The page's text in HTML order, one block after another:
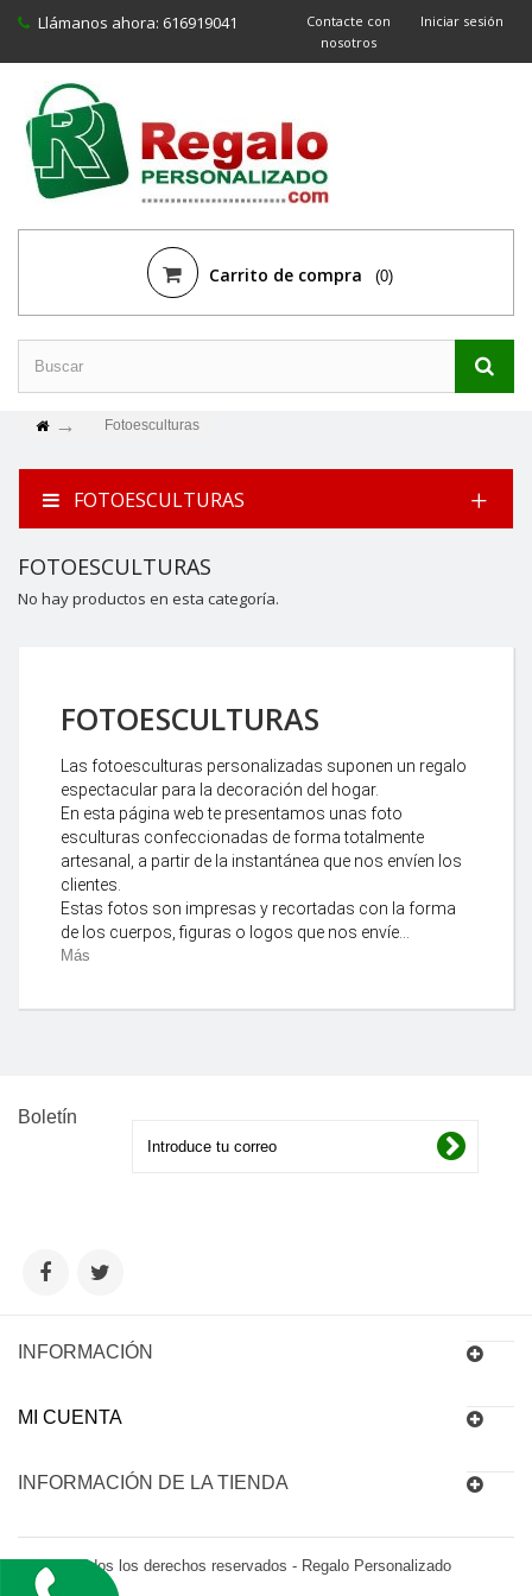
Iniciar sesión
Contacte con
nosotros
Llámanos ahora: 616919041
Carrito de compra (0)
Fotoesculturas
FOTOESCULTURAS
FOTOESCULTURAS
No hay productos en esta categoría.
FOTOESCULTURAS
Las fotoesculturas personalizadas suponen un regalo
espectacular para la decoración del hogar.
En esta página web te presentamos unas foto
esculturas confeccionadas de forma totalmente
artesanal, a partir de la instantánea que nos envíen los
clientes.
Estas fotos son impresas y recortadas con la forma
de los cuerpos, figuras o logos que nos envíe...
Más
Boletín
INFORMACIÓN
MI CUENTA
INFORMACIÓN DE LA TIENDA
© 2016 Todos los derechos reservados - Regalo Personalizado